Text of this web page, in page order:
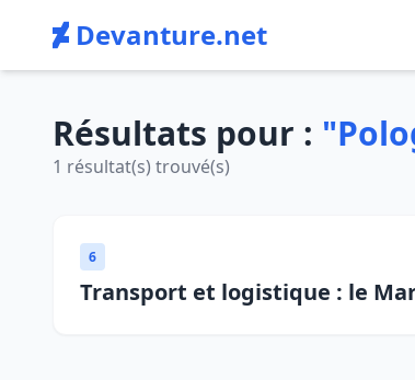
Devanture.net
Résultats pour :
1 résultat(s) trouvé(s)
6
Transport et logistique : le